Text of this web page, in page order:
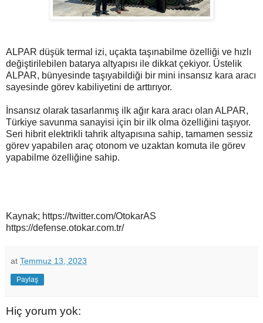
ALPAR düşük termal izi, uçakta taşınabilme özelliği ve hızlı
değiştirilebilen batarya altyapısı ile dikkat çekiyor. Üstelik
ALPAR, bünyesinde taşıyabildiği bir mini insansız kara aracı
sayesinde görev kabiliyetini de arttırıyor.
İnsansız olarak tasarlanmış ilk ağır kara aracı olan ALPAR,
Türkiye savunma sanayisi için bir ilk olma özelliğini taşıyor.
Seri hibrit elektrikli tahrik altyapısına sahip, tamamen sessiz
görev yapabilen araç otonom ve uzaktan komuta ile görev
yapabilme özelliğine sahip.
Kaynak; https://twitter.com/OtokarAS
https://defense.otokar.com.tr/
at Temmuz 13, 2023
Paylaş
Hiç yorum yok: